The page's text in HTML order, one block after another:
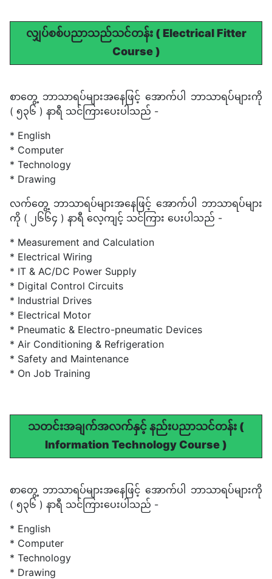
လျှပ်စစ်ပညာသည်သင်တန်း ( Electrical Fitter
Course )
စာတွေ့ ဘာသာရပ်များအနေဖြင့် အောက်ပါ ဘာသာရပ်များကို
( ၅၃၆ ) နာရီ သင်ကြားပေးပါသည် -
* English
* Computer
* Technology
* Drawing
လက်တွေ့ ဘာသာရပ်များအနေဖြင့် အောက်ပါ ဘာသာရပ်များ
ကို ( ၂၆၆၄ ) နာရီ လေ့ကျင့် သင်ကြား ပေးပါသည် -
* Measurement and Calculation
* Electrical Wiring
* IT & AC/DC Power Supply
* Digital Control Circuits
* Industrial Drives
* Electrical Motor
* Pneumatic & Electro-pneumatic Devices
* Air Conditioning & Refrigeration
* Safety and Maintenance
* On Job Training
သတင်းအချက်အလက်နှင့် နည်းပညာသင်တန်း (
Information Technology Course )
စာတွေ့ ဘာသာရပ်များအနေဖြင့် အောက်ပါ ဘာသာရပ်များကို
( ၅၃၆ ) နာရီ သင်ကြားပေးပါသည် -
* English
* Computer
* Technology
* Drawing